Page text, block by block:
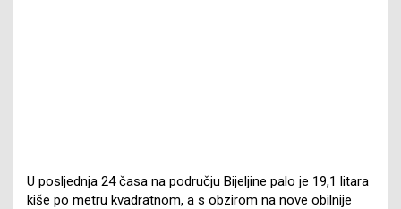
U posljednja 24 časa na području Bijeljine palo je 19,1 litara
kiše po metru kvadratnom, a s obzirom na nove obilnije